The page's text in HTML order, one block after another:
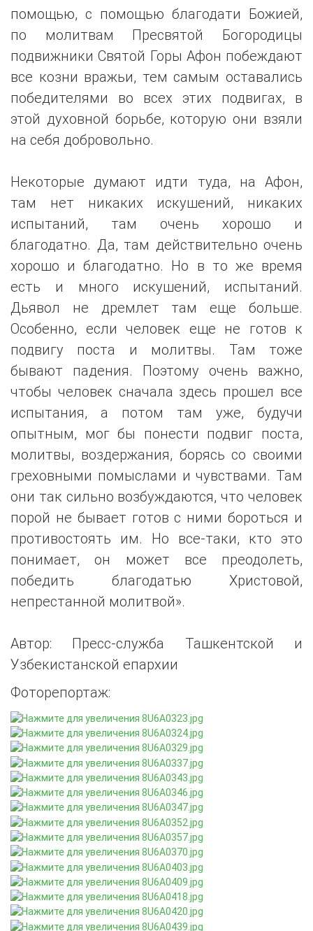
помощью, с помощью благодати Божией,
по молитвам Пресвятой Богородицы
подвижники Святой Горы Афон побеждают
все козни вражьи, тем самым оставались
победителями во всех этих подвигах, в
этой духовной борьбе, которую они взяли
на себя добровольно.
Некоторые думают идти туда, на Афон,
там нет никаких искушений, никаких
испытаний, там очень хорошо и
благодатно. Да, там действительно очень
хорошо и благодатно. Но в то же время
есть и много искушений, испытаний.
Дьявол не дремлет там еще больше.
Особенно, если человек еще не готов к
подвигу поста и молитвы. Там тоже
бывают падения. Поэтому очень важно,
чтобы человек сначала здесь прошел все
испытания, а потом там уже, будучи
опытным, мог бы понести подвиг поста,
молитвы, воздержания, борясь со своими
греховными помыслами и чувствами. Там
они так сильно возбуждаются, что человек
порой не бывает готов с ними бороться и
противостоять им. Но все-таки, кто это
понимает, он может все преодолеть,
победить благодатью Христовой,
непрестанной молитвой».
Автор: Пресс-служба Ташкентской и
Узбекистанской епархии
Фоторепортаж: